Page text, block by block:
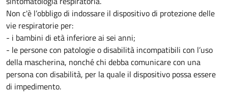
Non c'è l’obbligo di indossare il dispositivo di protezione delle
vie respiratorie per:
- i bambini di età inferiore ai sei anni;
- le persone con patologie o disabilità incompatibili con l’uso
della mascherina, nonché chi debba comunicare con una
persona con disabilità, per la quale il dispositivo possa essere
di impedimento.